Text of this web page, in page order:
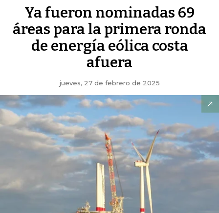
Ya fueron nominadas 69
áreas para la primera ronda
de energía eólica costa
afuera
jueves, 27 de febrero de 2025